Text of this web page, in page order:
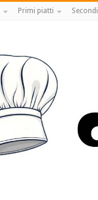
Primi piatti Secondi